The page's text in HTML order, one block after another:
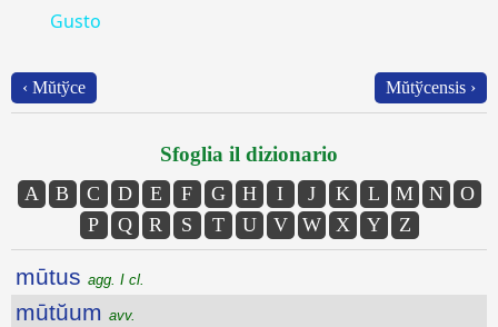
Gusto
‹ Mŭtўce Mŭtўcensis ›
Sfoglia il dizionario
A B C D E F G H I J K L M N
O
P
Q R S T U V W X Y Z
mūtus agg. I cl.
mūtŭum avv.